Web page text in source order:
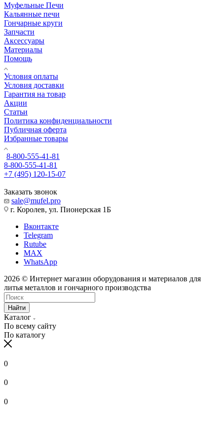
Муфельные Печи
Кальянные печи
Гончарные круги
Запчасти
Аксессуары
Материалы
Помощь
Условия оплаты
Условия доставки
Гарантия на товар
Акции
Статьи
Политика конфиденциальности
Публичная оферта
Избранные товары
8-800-555-41-81
8-800-555-41-81
+7 (495) 120-15-07
Заказать звонок
sale@mufel.pro
г. Королев, ул. Пионерская 1Б
Вконтакте
Telegram
Rutube
MAX
WhatsApp
2026 © Интернет магазин оборудования и материалов для
литья металлов и гончарного производства
Найти
Каталог
По всему сайту
По каталогу
0
0
0